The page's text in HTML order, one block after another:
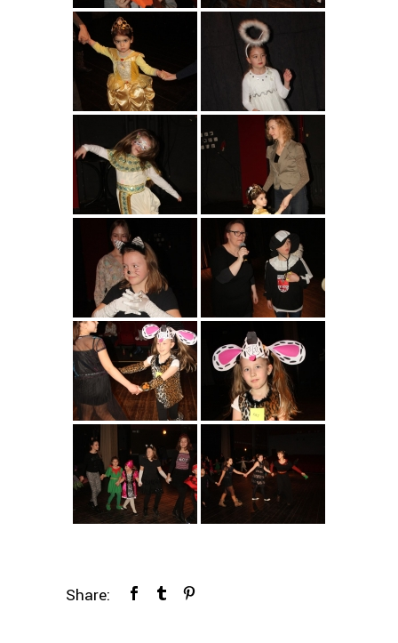
Share: